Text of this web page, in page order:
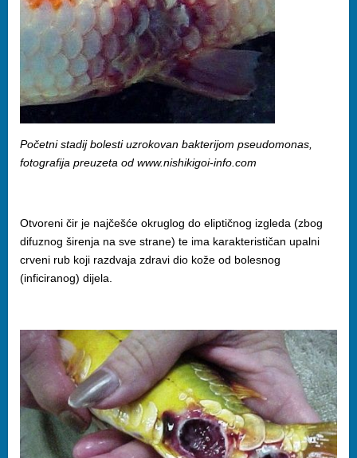
Početni stadij bolesti uzrokovan bakterijom pseudomonas,
fotografija preuzeta od www.nishikigoi-info.com
Otvoreni čir je najčešće okruglog do eliptičnog izgleda (zbog
difuznog širenja na sve strane) te ima karakterističan upalni
crveni rub koji razdvaja zdravi dio kože od bolesnog
(inficiranog) dijela.